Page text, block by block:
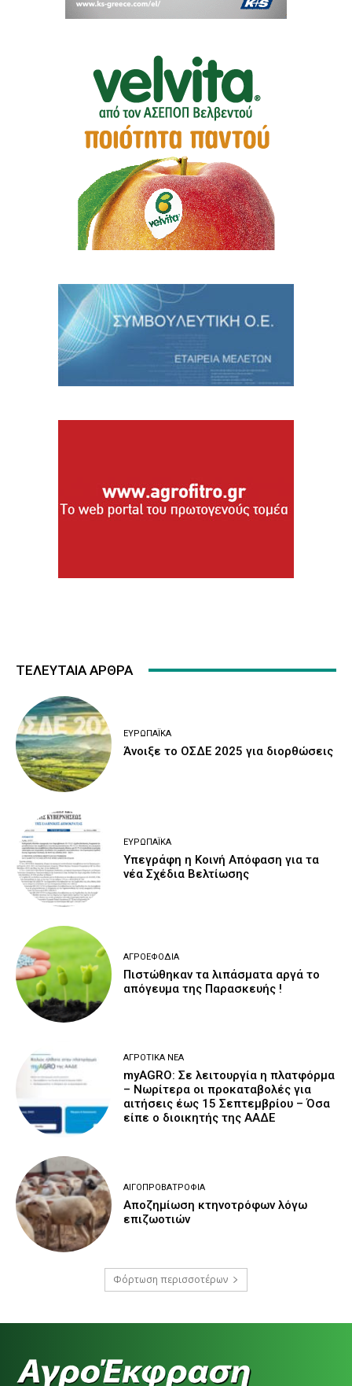
ΤΕΛΕΥΤΑΙΑ ΑΡΘΡΑ
ΕΥΡΩΠΑΪΚΆ
Άνοιξε το ΟΣΔΕ 2025 για διορθώσεις
ΕΥΡΩΠΑΪΚΆ
Υπεγράφη η Κοινή Απόφαση για τα
νέα Σχέδια Βελτίωσης
ΑΓΡΟΕΦΌΔΙΑ
Πιστώθηκαν τα λιπάσματα αργά το
απόγευμα της Παρασκευής !
ΑΓΡΟΤΙΚΆ ΝΈΑ
myAGRO: Σε λειτουργία η πλατφόρμα
– Νωρίτερα οι προκαταβολές για
αιτήσεις έως 15 Σεπτεμβρίου – Όσα
είπε ο διοικητής της ΑΑΔΕ
ΑΙΓΟΠΡΟΒΑΤΡΟΦΊΑ
Αποζημίωση κτηνοτρόφων λόγω
επιζωοτιών
Φόρτωση περισσοτέρων